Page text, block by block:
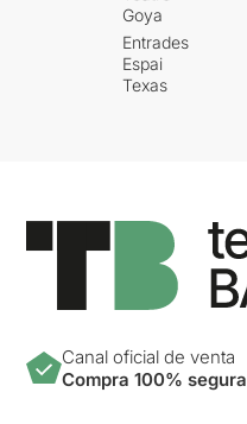
Goya
Entrades
Espai
Texas
Canal oficial de venta
Compra 100% segura